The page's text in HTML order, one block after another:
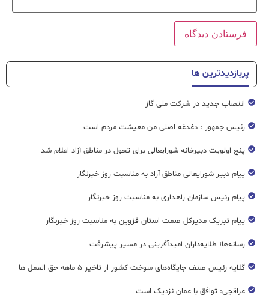
پربازدیدترین ها
انتصاب جدید در شرکت ملی گاز
رئیس جمهور : دغدغه اصلی من معیشت مردم است
پنج اولویت دبیرخانه شورایعالی برای تحول در مناطق آزاد اعلام شد
پیام دبیر شورایعالی مناطق آزاد به مناسبت روز خبرنگار
پیام رئیس سازمان راهداری به مناسبت روز خبرنگار
پیام تبریک مدیرکل صمت استان قزوین به مناسبت روز خبرنگار
رسانه‌ها؛ طلایه‌داران امیدآفرینی در مسیر پیشرفت
گلایه رئیس صنف جایگاه‌های سوخت کشور از تاخیر ۵ ماهه حق العمل ها
عراقچی: توافق با عمان نزدیک است